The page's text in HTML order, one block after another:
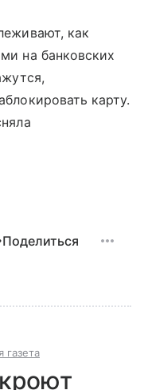
как
на банковских
карту.
Поделиться
газета